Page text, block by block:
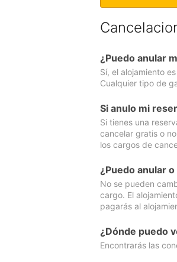
¿Puedo anular
Sí, el alojamiento
Cualquier tipo de
Si anulo mi
Si tienes una
cancelar gratis o
los cargos de
¿Puedo anular
No se pueden
cargo. El
pagarás al
¿Dónde puedo
Encontrarás las